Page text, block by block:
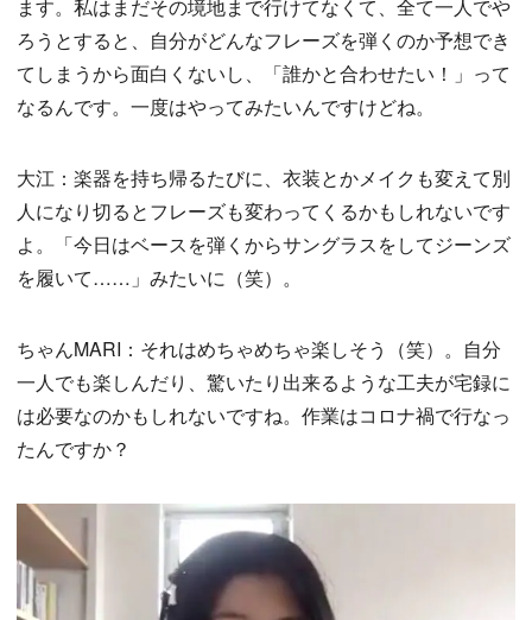
ます。私はまだその境地まで行けてなくて、全て一人でや
ろうとすると、自分がどんなフレーズを弾くのか予想でき
てしまうから面白くないし、「誰かと合わせたい！」って
なるんです。一度はやってみたいんですけどね。
大江：楽器を持ち帰るたびに、衣装とかメイクも変えて別
人になり切るとフレーズも変わってくるかもしれないです
よ。「今日はベースを弾くからサングラスをしてジーンズ
を履いて……」みたいに（笑）。
ちゃんMARI：それはめちゃめちゃ楽しそう（笑）。自分
一人でも楽しんだり、驚いたり出来るような工夫が宅録に
は必要なのかもしれないですね。作業はコロナ禍で行なっ
たんですか？